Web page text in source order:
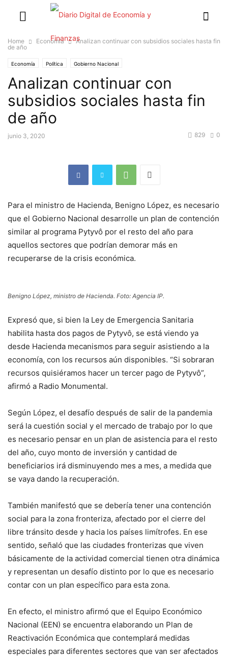
Home Economía
Analizan continuar con subsidios sociales hasta fin
de año
Economía Política Gobierno Nacional
Analizan continuar con
subsidios sociales hasta fin
de año
junio 3, 2020 0
829
Para el ministro de Hacienda, Benigno López, es necesario
que el Gobierno Nacional desarrolle un plan de contención
similar al programa Pytyvô por el resto del año para
aquellos sectores que podrían demorar más en
recuperarse de la crisis económica.
Benigno López, ministro de Hacienda. Foto: Agencia IP.
Expresó que, si bien la Ley de Emergencia Sanitaria
habilita hasta dos pagos de Pytyvô, se está viendo ya
desde Hacienda mecanismos para seguir asistiendo a la
economía, con los recursos aún disponibles. “Si sobraran
recursos quisiéramos hacer un tercer pago de Pytyvô”,
afirmó a Radio Monumental.
Según López, el desafío después de salir de la pandemia
será la cuestión social y el mercado de trabajo por lo que
es necesario pensar en un plan de asistencia para el resto
del año, cuyo monto de inversión y cantidad de
beneficiarios irá disminuyendo mes a mes, a medida que
se vaya dando la recuperación.
También manifestó que se debería tener una contención
social para la zona fronteriza, afectado por el cierre del
libre tránsito desde y hacia los países limítrofes. En ese
sentido, señaló que las ciudades fronterizas que viven
básicamente de la actividad comercial tienen otra dinámica
y representan un desafío distinto por lo que es necesario
contar con un plan específico para esta zona.
En efecto, el ministro afirmó que el Equipo Económico
Nacional (EEN) se encuentra elaborando un Plan de
Reactivación Económica que contemplará medidas
especiales para diferentes sectores que van ser afectados